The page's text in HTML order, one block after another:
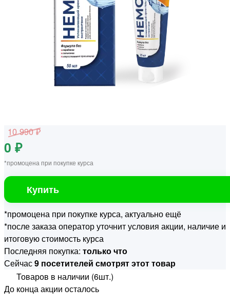
10 990 ₽
0 ₽
*промоцена при покупке курса
Купить
*промоцена при покупке курса, актуально ещё
*после заказа оператор уточнит условия акции, наличие и
итоговую стоимость курса
Последняя покупка: только что
Сейчас9 посетителей смотрят этот товар
Товаров в наличии (6шт.)
До конца акции осталось